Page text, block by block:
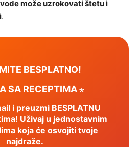
može uzrokovati štetu i
.
BESPLATNO!
SA RECEPTIMA ⋆
i preuzmi BESPLATNU
Uživaj u jednostavnim
koja će osvojiti tvoje
najdraže.